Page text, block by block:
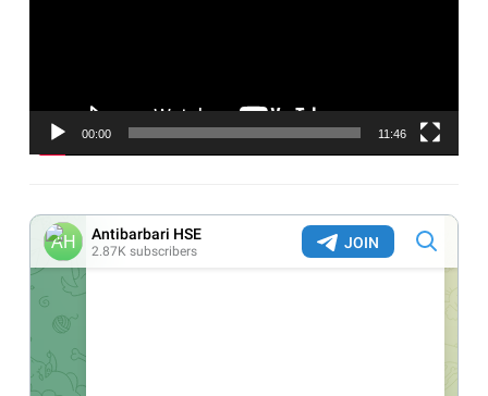
00:00 11:46